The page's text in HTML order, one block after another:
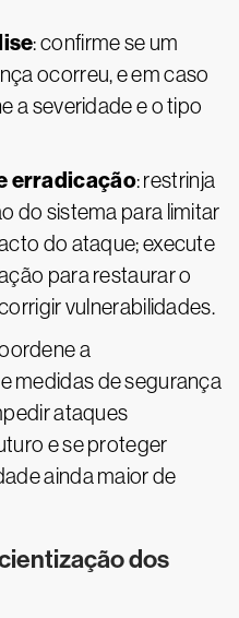
: confirme se um
ocorreu, e em caso
a severidade e o tipo
erradicação: restrinja
do sistema para limitar
do ataque; execute
para restaurar o
vulnerabilidades.
a
medidas de segurança
ataques
e se proteger
ainda maior de
dos